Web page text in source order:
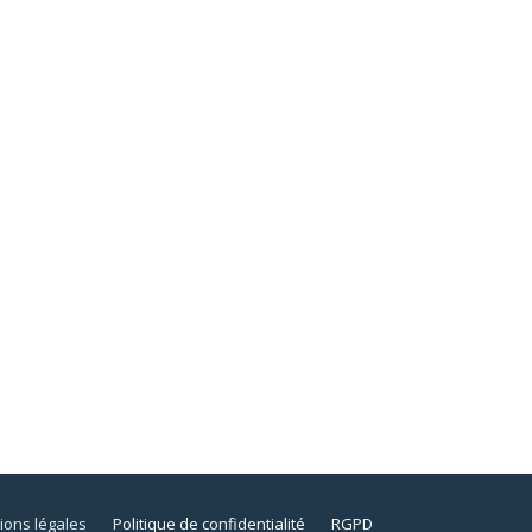
légales Politique de confidentialité RGPD